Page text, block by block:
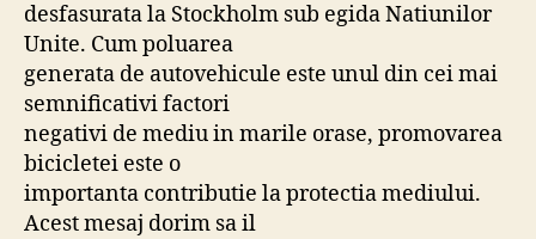
desfasurata la Stockholm sub egida Natiunilor
Unite. Cum poluarea
generata de autovehicule este unul din cei mai
semnificativi factori
negativi de mediu in marile orase, promovarea
bicicletei este o
importanta contributie la protectia mediului.
Acest mesaj dorim sa il